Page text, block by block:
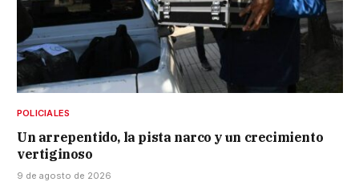
POLICIALES
Un arrepentido, la pista narco y un crecimiento
vertiginoso
9 de agosto de 2026